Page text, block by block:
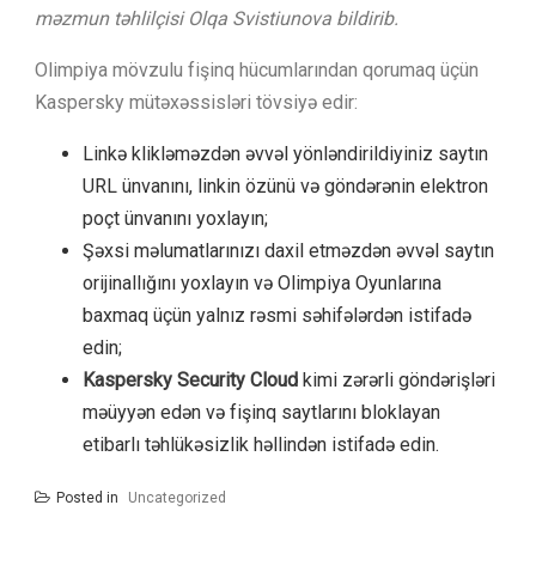
məzmun təhlilçisi Olqa Svistiunova bildirib.
Olimpiya mövzulu fişinq hücumlarından qorumaq üçün
Kaspersky mütəxəssisləri tövsiyə edir:
Linkə klikləməzdən əvvəl yönləndirildiyiniz saytın
URL ünvanını, linkin özünü və göndərənin elektron
poçt ünvanını yoxlayın;
Şəxsi məlumatlarınızı daxil etməzdən əvvəl saytın
orijinallığını yoxlayın və Olimpiya Oyunlarına
baxmaq üçün yalnız rəsmi səhifələrdən istifadə
edin;
Kaspersky Security Cloud kimi zərərli göndərişləri
məüyyən edən və fişinq saytlarını bloklayan
etibarlı təhlükəsizlik həllindən istifadə edin.
Posted in Uncategorized